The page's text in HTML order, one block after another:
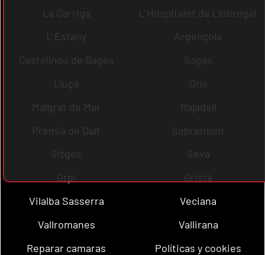
La Garriga
L´Hospitalet de Llobregat
L´Estany
Argençola
Castellnou de Bages
Sagàs
Lluçà
Orís
Malgrat de Mar
Rajadell
Premià de Dalt
Sobremunt
Sitges
Seva
Orpí
Oristà
Vilalba Sasserra
Veciana
Vallromanes
Vallirana
Reparar camaras
Políticas y cookies